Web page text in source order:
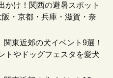
かけ！関西の避暑スポット
・京都・兵庫・滋賀・奈
関東近郊の犬イベント9選！
トやドッグフェスタを愛犬